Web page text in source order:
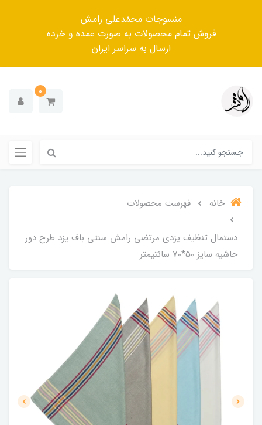
منسوجات محمّدعلی رامش
فروش تمام محصولات به صورت عمده و خرده
ارسال به سراسر ایران
0
خانه فهرست محصولات
دستمال تنظیف یزدی مرتضی رامش سنتی باف یزد طرح دور
حاشیه سایز 50*70 سانتیمتر